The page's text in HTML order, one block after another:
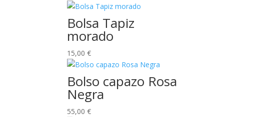
Bolsa Tapiz
morado
15,00€
Bolso capazo Rosa
Negra
55,00€